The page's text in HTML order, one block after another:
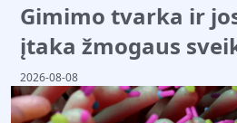
Gimimo tvarka ir
įtaka žmogaus
2026-08-08